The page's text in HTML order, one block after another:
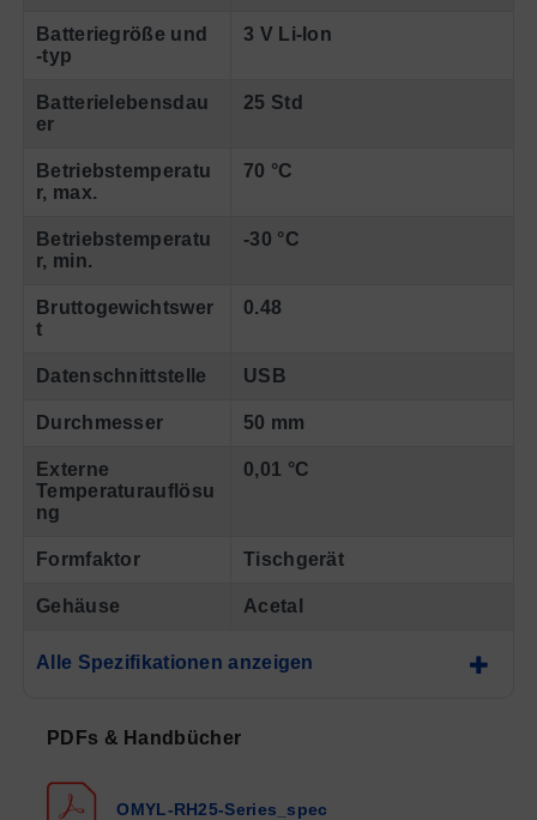
Batteriegröße und
-typ
3 V Li-Ion
Batterielebensdau
er
25 Std
Betriebstemperatu
r, max.
70 °C
Betriebstemperatu
r, min.
-30 °C
Bruttogewichtswer
t
0.48
Datenschnittstelle USB
Durchmesser 50 mm
Externe
Temperaturauflösu
ng
0,01 °C
Formfaktor Tischgerät
Gehäuse Acetal
Alle Spezifikationen anzeigen
PDFs & Handbücher
OMYL-RH25-Series_spec